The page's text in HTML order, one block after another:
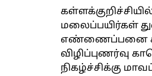
மலைப்பயிர்கள்
எண்ணைப்பனை
விழிப்புணர்வு
நிகழ்ச்சிக்கு